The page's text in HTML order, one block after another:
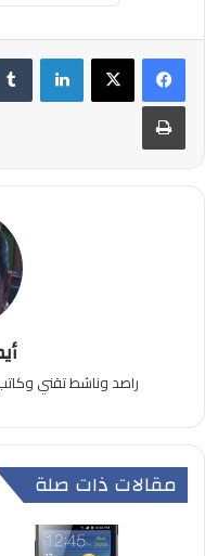
لينكدإن
طباعة
راصد وناشط تقني
مقالات ذات صلة